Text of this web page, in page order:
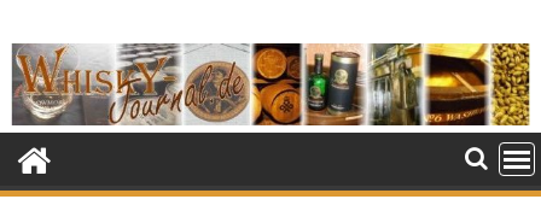
to
content